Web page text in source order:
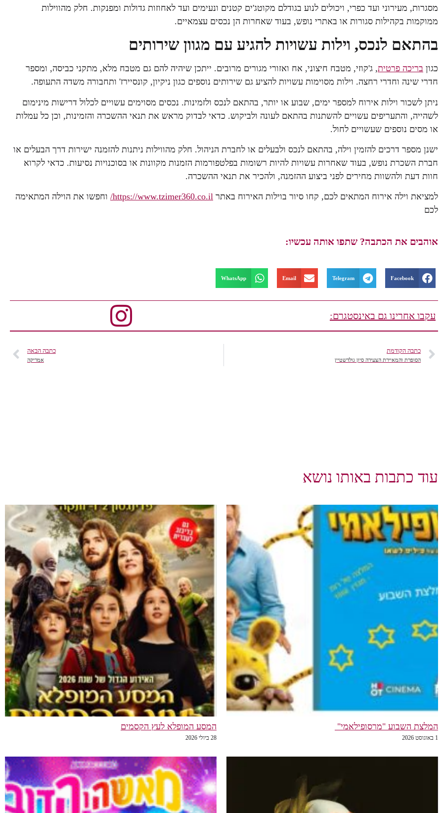
מסגרות, מעירוני ועד כפרי, ויכולים לנוע בגודלם מקוטג'ים קטנים ונעימים ועד לאחוזות גדולות ומפנקות. חלק מהווילות
ממוקמות בקהילות סגורות או באתרי נופש, בעוד שאחרות הן נכסים עצמאיים.
בהתאם לנכס, וילות עשויות להגיע עם מגוון שירותים
כגון בריכה פרטית, ג'קוזי, מטבח חיצוני, אח ואזורי מגורים מרובים. ייתכן שיהיה להם גם מטבח מלא, מתקני כביסה, ומספר
חדרי שינה וחדרי רחצה. וילות מסוימות עשויות להציע גם שירותים נוספים כגון ניקיון, קונסיירז' ותחבורה משדה התעופה.
ניתן לשכור וילות אירוח למספר ימים, שבוע או יותר, בהתאם לנכס ולזמינות. נכסים מסוימים עשויים לכלול דרישות מינימום
לשהייה, והתעריפים עשויים להשתנות בהתאם לעונה ולביקוש. כדאי לבדוק מראש את תנאי ההשכרה והזמינות, וכן כל עמלות
או מסים נוספים שעשויים לחול.
ישנן מספר דרכים להזמין וילה, בהתאם לנכס ולבעלים או לחברת הניהול. חלק מהווילות ניתנות להזמנה ישירות דרך הבעלים או
חברת השכרת נופש, בעוד שאחרות עשויות להיות רשומות בפלטפורמות הזמנות מקוונות או בסוכנויות נסיעות. כדאי לקרוא
חוות דעת ולהשוות מחירים לפני ביצוע ההזמנה, ולהכיר את תנאי ההשכרה.
למציאת וילה אירוח המתאים לכם, קחו סיור בוילות האירוח באתר https://www.tzimer360.co.il/ וחפשו את הוילה המתאימה
לכם
אוהבים את הכתבה? שתפו אותה עכשיו:
Facebook
Telegram
Email
WhatsApp
עקבו אחרינו גם באינסטגרם:
כתבה הקודמת
הסופרת והמאיירת הצעירה סיון גולדשטיין
כתבה הבאה
אמריקה
עוד כתבות באותו נושא
המלצת השבוע "מרסופילאמי"
1 באוגוסט 2026
המסע המופלא לעץ הקסמים
28 ביולי 2026